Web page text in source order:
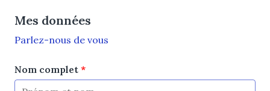
Mes données
Parlez-nous de vous
Nom complet *